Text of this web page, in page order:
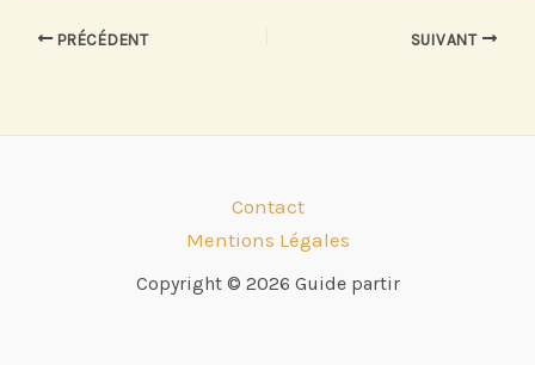
PRÉCÉDENT SUIVANT
Contact
Mentions Légales
Copyright © 2026 Guide partir